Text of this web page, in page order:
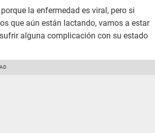
la enfermedad es viral, pero si
que aún están lactando, vamos a estar
alguna complicación con su estado